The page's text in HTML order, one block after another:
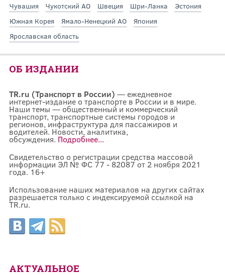
Чувашия
Чукотский АО Швеция Шри-Ланка
Эстония
Южная Корея
Ямало-Ненецкий АО
Япония
Ярославская область
ОБ ИЗДАНИИ
TR.ru (Транспорт в России) — ежедневное
интернет-издание о транспорте в России и в мире.
Наши темы — общественный и коммерческий
транспорт, транспортные системы городов и
регионов, инфраструктура для пассажиров и
водителей. Новости, аналитика,
обсуждения. Подробнее...
Свидетельство о регистрации средства массовой
информации ЭЛ № ФС 77 - 82087 от 2 ноября 2021
года. 16+
Использование наших материалов на других сайтах
разрешается только с индексируемой ссылкой на
TR.ru.
АКТУАЛЬНОЕ